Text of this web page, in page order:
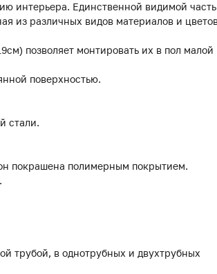
интерьера. Единственной видимой
из различных видов материалов и
позволяет монтировать их в пол малой
поверхностью.
стали.
покрашена полимерным покрытием.
трубой, в однотрубных и двухтрубных